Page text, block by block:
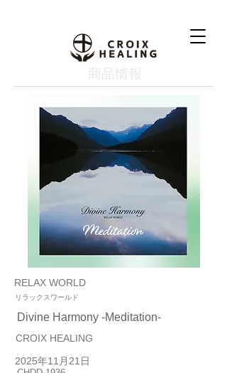
​商品情報
RELAX WORLD
リラックスワールド
Divine Harmony -Meditation-
CROIX HEALING
2025年11月21日